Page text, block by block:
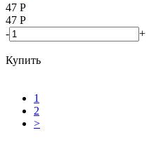
47 Р
47 Р
-
+
Купить
1
2
>